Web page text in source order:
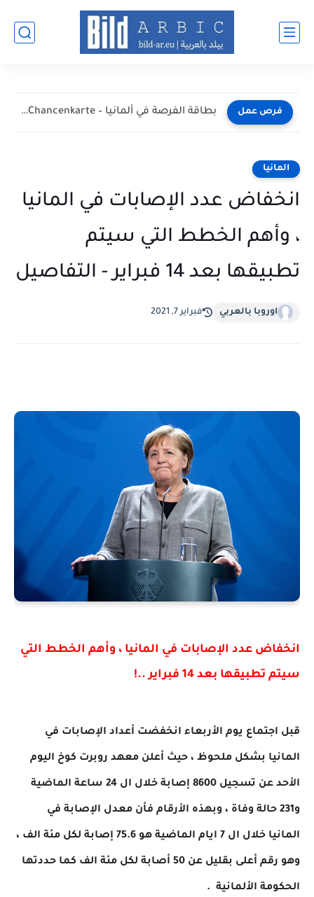
فرص عمل أفضل طرق البحث عن عمل في ألمانيا عبر الإنترنت 2026
المانيا
انخفاض عدد الإصابات في المانيا
، وأهم الخطط التي سيتم
تطبيقها بعد 14 فبراير - التفاصيل
اوروبا بالعربي فبراير 7, 2021
سيتم تطبيقها بعد 14 فبراير ..!
الحكومة الألمانية  .